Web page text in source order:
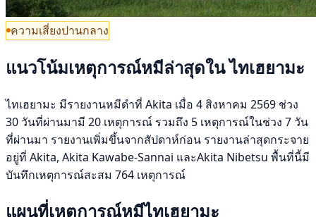
ความเสี่ยงปานกลาง
แนวโน้มเหตุการณ์หมีล่าสุดใน ไทเฮยามะ
ไทเฮยามะ มีรายงานหมีดำที่ Akita เมื่อ 4 สิงหาคม 2569 ช่วง
30 วันที่ผ่านมามี 20 เหตุการณ์ รวมถึง 5 เหตุการณ์ในช่วง 7 วัน
ที่ผ่านมา รายงานเพิ่มขึ้นจากสัปดาห์ก่อน รายงานล่าสุดกระจาย
อยู่ที่ Akita, Akita Kawabe-Sannai และAkita Nibetsu พื้นที่นี้มี
บันทึกเหตุการณ์สะสม 764 เหตุการณ์
แผนที่เหตุการณ์หมีไทเฮยามะ